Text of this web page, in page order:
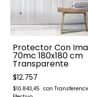
Protector Con
70mc 180x180 cm
Transparente
$12.757
$10.843,45